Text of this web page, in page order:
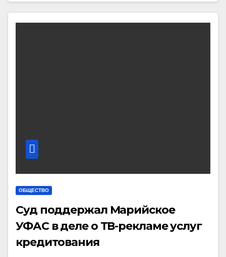
ОБЩЕСТВО
Суд поддержал Марийское
УФАС в деле о ТВ-рекламе услуг
кредитования